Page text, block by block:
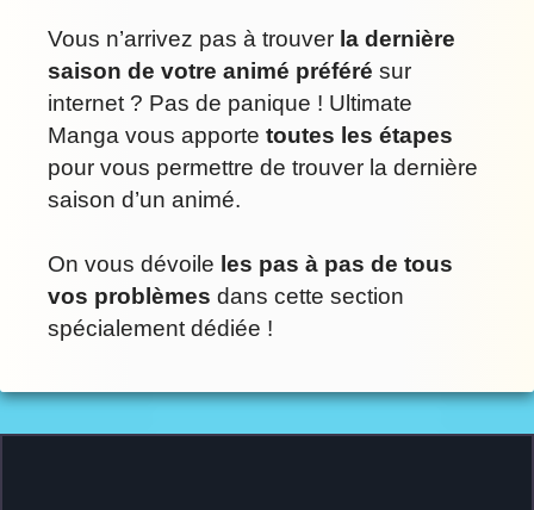
Vous n’arrivez pas à trouver la dernière
saison de votre animé préféré sur
internet ? Pas de panique ! Ultimate
Manga vous apporte toutes les étapes
pour vous permettre de trouver la dernière
saison d’un animé.
On vous dévoile les pas à pas de tous
vos problèmes dans cette section
spécialement dédiée !